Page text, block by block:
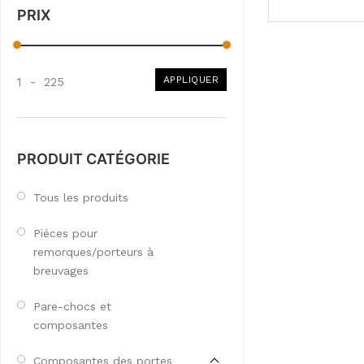
PRIX
1 - 225 APPLIQUER
PRODUIT CATÉGORIE
Tous les produits
Piéces pour
remorques/porteurs à
breuvages
Pare-chocs et
composantes
Composantes des portes